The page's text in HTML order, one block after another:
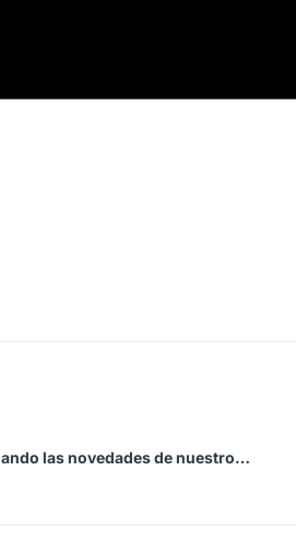
las novedades de nuestro…